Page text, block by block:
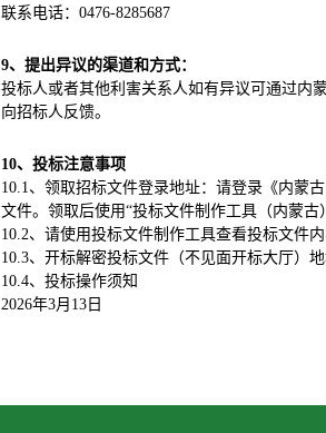
联系电话：0476-8285687
9、 提出异议的渠道和方式：
投标人或者其他利害关系人如有异议可通过内
向招标人反馈。
10、 投标注意事项
10.1、领取招标文件登录地址：请登录《内蒙
文件。领取后使用“投标文件制作工具（内蒙古
10.2、请使用投标文件制作工具查看投标文件
10.3、开标解密投标文件（不见面开标大厅）地
10.4、投标操作须知
2026年3月 13 日